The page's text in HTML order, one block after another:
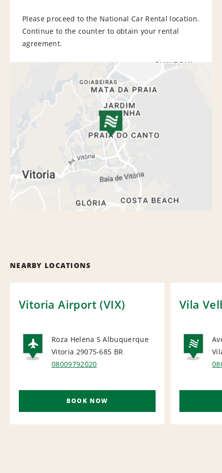
Please proceed to the National Car Rental location.
Continue to the counter to obtain your rental
agreement.
NEARBY LOCATIONS
Vitoria Airport (VIX)
AIRPORT
Roza Helena S Albuquerque
Vitoria 29075-685 BR
08009792020
BOOK NOW
Vila